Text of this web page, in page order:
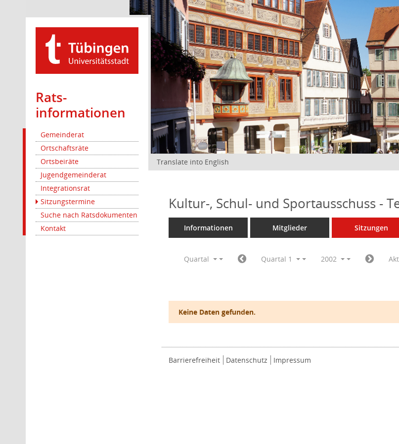
Rats­
informationen
Gemeinderat
Ortschaftsräte
Ortsbeiräte
Jugendgemeinderat
Integrationsrat
Sitzungstermine
Suche nach Ratsdokumenten
Kontakt
Translate into English
Kultur-, Schul- und Sportausschuss -
Informationen Mitglieder Sitzungen
Quartal Quartal 1 2002
Keine Daten gefunden.
Barrierefreiheit Datenschutz Impressum